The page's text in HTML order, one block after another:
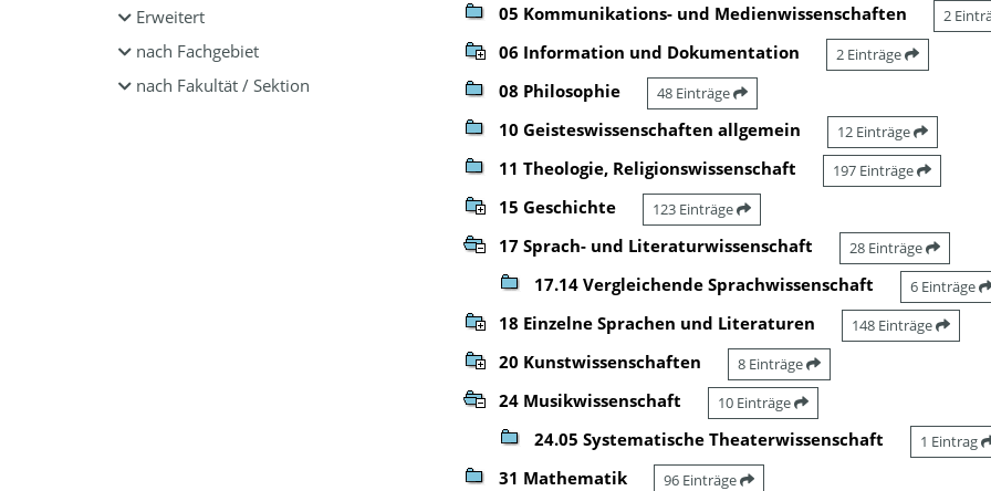
Erweitert
nach Fachgebiet
nach Fakultät / Sektion
05 Kommunikations- und Medienwissenschaften
2
06 Information und Dokumentation 2 Einträge
08 Philosophie 48 Einträge
10 Geisteswissenschaften allgemein 12 Einträge
11 Theologie, Religionswissenschaft 197 Einträge
15 Geschichte 123 Einträge
17 Sprach- und Literaturwissenschaft 28 Einträge
17.14 Vergleichende Sprachwissenschaft 6 Einträge
18 Einzelne Sprachen und Literaturen 148 Einträge
20 Kunstwissenschaften 8 Einträge
24 Musikwissenschaft 10 Einträge
24.05 Systematische Theaterwissenschaft 1 Eintrag
31 Mathematik 96 Einträge